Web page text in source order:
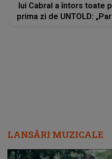
lui Cabral a întors toate
prima zi de UNTOLD:
LANSĂRI MUZICALE